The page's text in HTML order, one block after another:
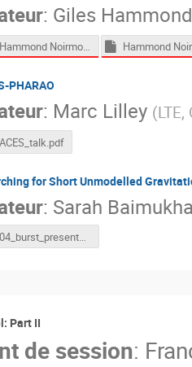
: Giles
Hammond Noirmoutier 2026.pdf
PHARAO
: Marc Lilley (
ACES_talk.pdf
for Short Unmodelled
: Sarah
04_burst_presentaiton.pdf
Part II
de session: